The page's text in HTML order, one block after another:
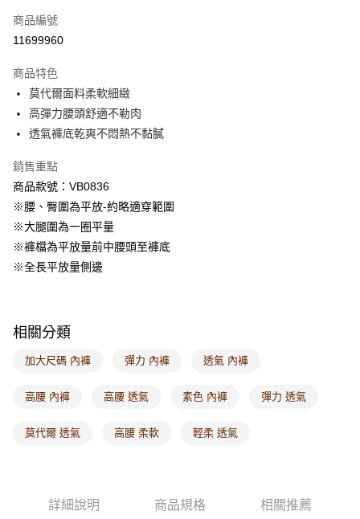
萊爾富取貨付款
付款後萊爾富取貨
每筆NT$60，滿NT$1,000(含以上)免運費
7-11取貨付款
每筆NT$60，滿NT$1,000(含以上)免運費
付款後7-11取貨
每筆NT$60，滿NT$1,000(含以上)免運費
宅配
每筆NT$120，滿NT$1,000(含以上)免運費
海外配送-歐美地區 查看運費
商品編號
11699960
商品特色
莫代爾面料柔軟細緻
高彈力腰頭舒適不勒肉
透氣褲底乾爽不悶熱不黏膩
銷售重點
商品款號：VB0836
※腰、臀圍為平放-約略適穿範圍
※大腿圍為一圈平量
※褲檔為平放量前中腰頭至褲底
※全長平放量側邊
相關分類
加大尺碼 內褲 彈力 內褲 透氣 內褲
高腰 內褲 高腰 透氣 素色 內褲 彈力 透氣
莫代爾 透氣 高腰 柔軟 輕柔 透氣
詳細說明 商品規格 相關推薦